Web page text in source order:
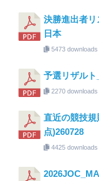
決勝進出者
日本
5473 downloads
予選リザル
2270 downloads
直近の競技規
点)260728
4425 downloads